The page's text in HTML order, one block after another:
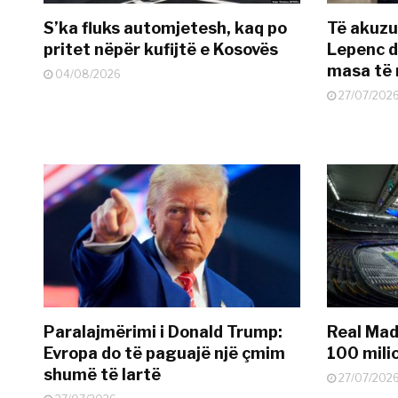
S’ka fluks automjetesh, kaq po
pritet nëpër kufijtë e Kosovës
04/08/2026
Të
Lepenc
masa të
27/07/
Paralajmërimi i Donald Trump:
Evropa do të paguajë një çmim
shumë të lartë
Real
100
27/07/